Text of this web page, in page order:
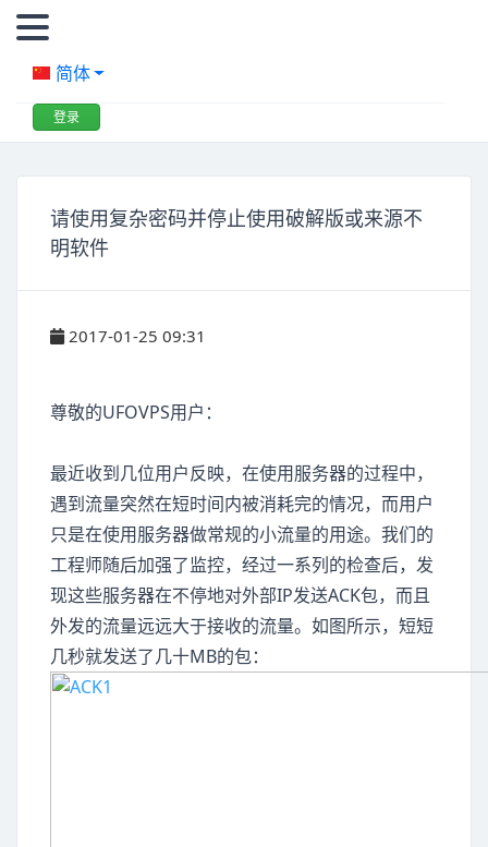
简体
登录
请使用复杂密码并停止使用破解版或来源不
明软件
2017-01-25 09:31
尊敬的UFOVPS用户：
最近收到几位用户反映，在使用服务器的过程中，
遇到流量突然在短时间内被消耗完的情况，而用户
只是在使用服务器做常规的小流量的用途。我们的
工程师随后加强了监控，经过一系列的检查后，发
现这些服务器在不停地对外部IP发送ACK包，而且
外发的流量远远大于接收的流量。如图所示，短短
几秒就发送了几十MB的包：